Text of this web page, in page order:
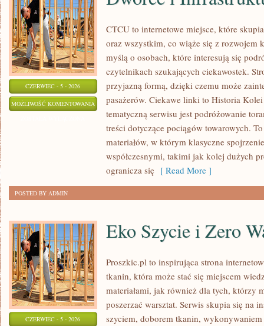
CZERWIEC - 5 - 2026
MOŻLIWOŚĆ KOMENTOWANIA DWORCE
INFRASTRUKTURA
CTCU to internetowe miejsce, które
oraz wszystkim, co wiąże się z
myślą o osobach, które interesują się
czytelnikach szukających ciekawostek.
przyjazną formą, dzięki czemu może
pasażerów. Ciekawe linki to Historia
tematyczną serwisu jest podróżowanie
treści dotyczące pociągów towarowych.
materiałów, w którym klasyczne
współczesnymi, takimi jak kolej dużych
ogranicza się [ Read More ]
POSTED BY ADMIN
CZERWIEC - 5 - 2026
Eko Szycie i Zero
Proszkic.pl to inspirująca strona
tkanin, która może stać się miejscem
materiałami, jak również dla tych, którzy
poszerzać warsztat. Serwis skupia się na
szyciem, doborem tkanin,